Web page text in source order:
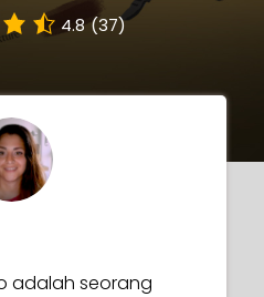
4.8 (37)
adalah seorang